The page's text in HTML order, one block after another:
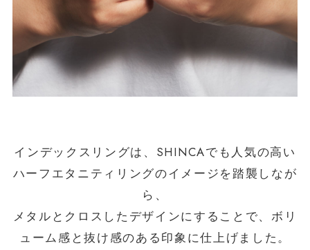
インデックスリングは、SHINCAでも人気の高い
ハーフエタニティリングのイメージを踏襲しなが
ら、
メタルとクロスしたデザインにすることで、ボリ
ューム感と抜け感のある印象に仕上げました。